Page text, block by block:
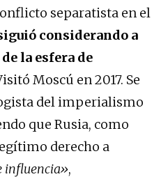
separatista en el
considerando a
la esfera de
Moscú en 2017. Se
del imperialismo
que Rusia, como
derecho a
influencia»,